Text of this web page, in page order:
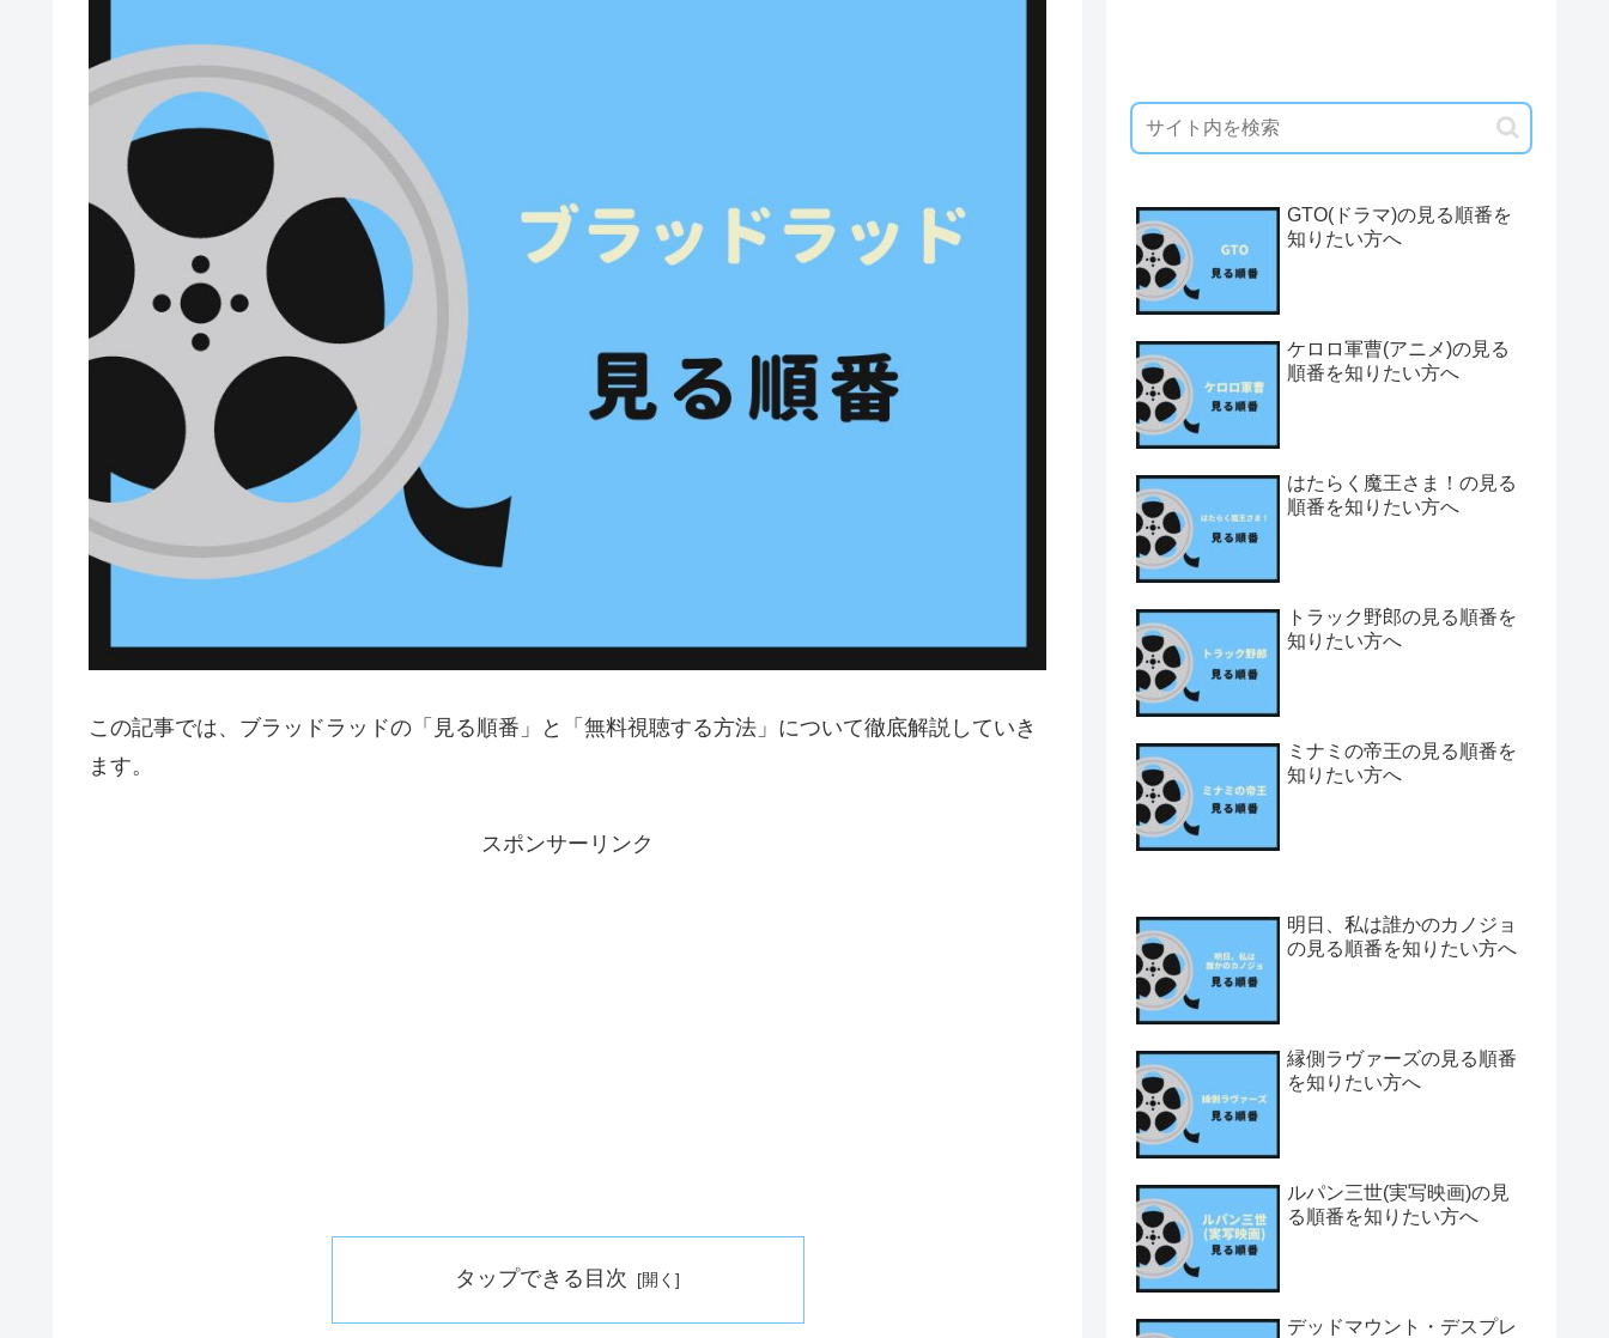
この記事では、ブラッドラッドの「見る順番」と「無料視聴する方法」について徹底解説していき
ます。
スポンサーリンク
タップできる目次
GTO(ドラマ)の見る順番を
知りたい方へ
ケロロ軍曹(アニメ)の見る
順番を知りたい方へ
はたらく魔王さま！の見る
順番を知りたい方へ
トラック野郎の見る順番を
知りたい方へ
ミナミの帝王の見る順番を
知りたい方へ
明日、私は誰かのカノジョ
の見る順番を知りたい方へ
縁側ラヴァーズの見る順番
を知りたい方へ
ルパン三世(実写映画)の見
る順番を知りたい方へ
デッドマウント・デスプレ